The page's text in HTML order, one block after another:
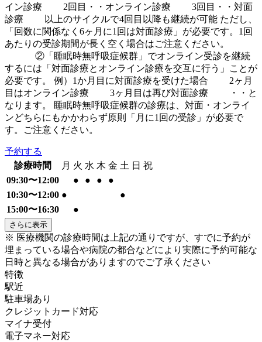
イン診療 2回目・・オンライン診療 3回目・・対面
診療 以上のサイクルで4回目以降も継続が可能 ただし、
「回数に関係なく6ヶ月に1回は対面診療」が必要です。1回
あたりの受診期間が長く空く場合はご注意ください。
②「睡眠時無呼吸症候群」でオンライン受診を継続
するには「対面診療とオンライン診療を交互に行う」ことが
必要です。 例）1か月目に対面診療を受けた場合 2ヶ月
目はオンライン診療 3ヶ月目は再び対面診療 ・・と
なります。 睡眠時無呼吸症候群の診療は、対面・オンライ
ンどちらにもかかわらず原則「月に1回の受診」が必要で
す。ご注意ください。
予約する
診療時間
月 火 水 木 金 土 日 祝
09:30〜12:00
● ● ●
●
10:30〜12:00 ●
●
15:00〜16:30
●
さらに表示
※ 医療機関の診療時間は上記の通りですが、すでに予約が
埋まっている場合や病院の都合などにより実際に予約可能な
日時と異なる場合がありますのでご了承ください
特徴
駅近
駐車場あり
クレジットカード対応
マイナ受付
電子マネー対応